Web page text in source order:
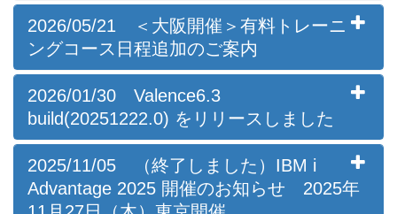
2026/05/21 ＜大阪開催＞有料トレーニ
ングコース日程追加のご案内
2026/01/30 Valence6.3
build(20251222.0) をリリースしました
2025/11/05 （終了しました）IBM i
Advantage 2025 開催のお知らせ 2025年